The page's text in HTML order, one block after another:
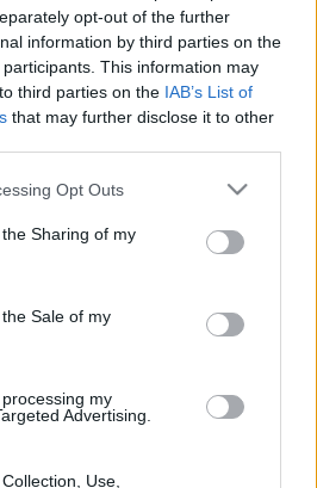
opt-out of the further
information by third parties on the
participants. This information may
third parties on the IAB’s List of
that may further disclose it to other
app uses one or more Google
usage behaviour. You may click to
Google and its third-party tags to
purposes in below Google
Opt Outs
Sharing of my
Sale of my
my
Advertising.
Use,
Sándor Színház